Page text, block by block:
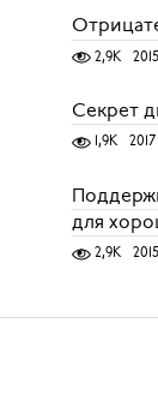
2,9K 2015
Секрет
1,9K 2017
для
2,9K 2015